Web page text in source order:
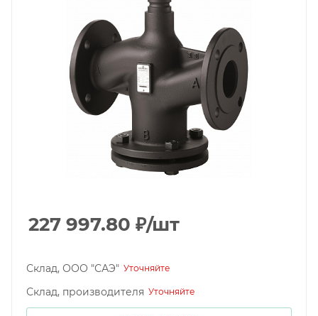
227 997.80 ₽/шт
Склад, ООО "САЭ" Уточняйте
Склад, производителя Уточняйте